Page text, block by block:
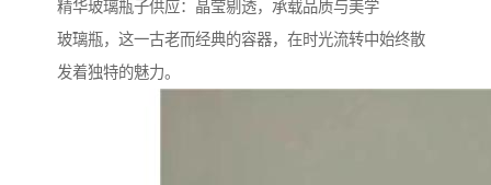
精华玻璃瓶子供应：晶莹剔透，承载品质与美学
玻璃瓶，这一古老而经典的容器，在时光流转中始终散
发着独特的魅力。